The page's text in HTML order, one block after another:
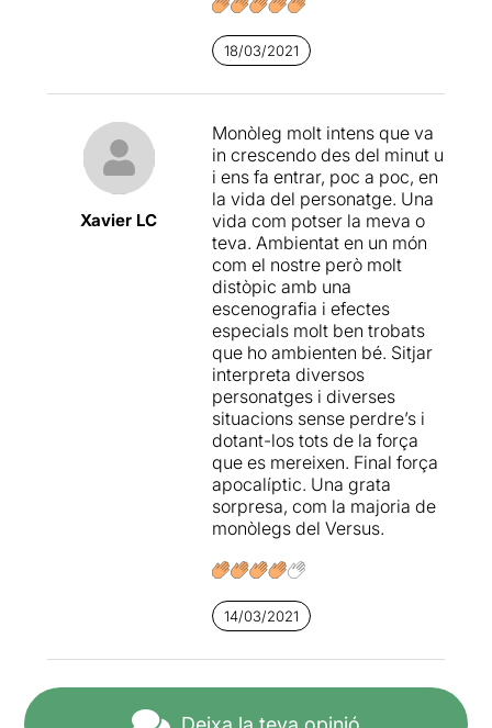
Altres elements com
l’escenografia creada
perXavier Vila
il·luminació a càrrec
de
Daniel Gener,
en off de Núria
Florensa, Toni Sevilla i
Adriana Garciaels,els
vídeos curtmetratges i el
material audiovisual amb la
intervenció de l’actriu Sílvia
Forns(únic personatge del
que en sabem el nom, ja que
la resta són números) són
part molt important i
complementaria del
muntatge.
De fet, la única pega que hi
he trobat, és que l’escena
final se m’ha fet una mica
llarga; crec que milloraria si
es reduís una mica, fins hi tot
la utilització d’un mirall ( des
del meu punt de vista com a
espectadora) hagués sigut
molt més agraït que
l’esgotament escènic al que
“Un home sol” ens fa
reflexionar sobre la societat,
18/03/2021
Xavier LC
Monòleg molt intens que va
in crescendo des del minut u
i ens fa entrar, poc a poc, en
la vida del personatge. Una
vida com potser la meva o
teva. Ambientat en un món
com el nostre però molt
distòpic amb una
escenografia i efectes
especials molt ben trobats
que ho ambienten bé. Sitjar
interpreta diversos
personatges i diverses
situacions sense perdre’s i
dotant-los tots de la força
que es mereixen. Final força
apocalíptic. Una grata
sorpresa, com la majoria de
monòlegs del Versus.
14/03/2021